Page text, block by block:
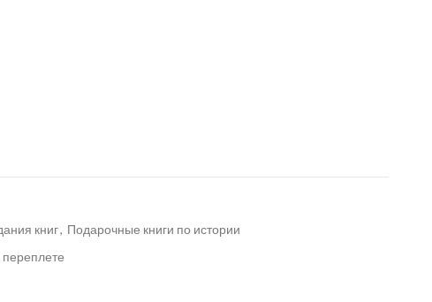
книг, Подарочные книги по истории